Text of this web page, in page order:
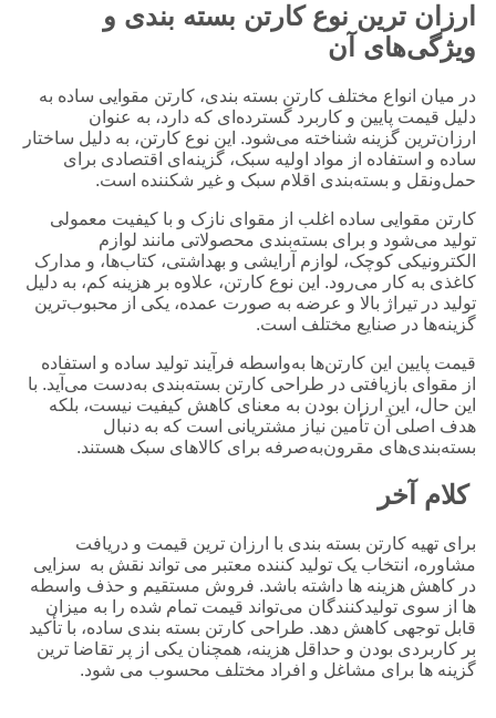
ارزان ‌ترین نوع کارتن بسته ‌بندی و
ویژگی‌های آن
در میان انواع مختلف کارتن بسته‌ بندی، کارتن مقوایی ساده به
دلیل قیمت پایین و کاربرد گسترده‌ای که دارد، به عنوان
ارزان‌ترین گزینه شناخته می‌شود. این نوع کارتن، به دلیل ساختار
ساده و استفاده از مواد اولیه سبک، گزینه‌ای اقتصادی برای
حمل‌ونقل و بسته‌بندی اقلام سبک و غیر شکننده است.
کارتن مقوایی ساده اغلب از مقوای نازک و با کیفیت معمولی
تولید می‌شود و برای بسته‌بندی محصولاتی مانند لوازم
الکترونیکی کوچک، لوازم آرایشی و بهداشتی، کتاب‌ها، و مدارک
کاغذی به کار می‌رود. این نوع کارتن، علاوه بر هزینه کم، به دلیل
تولید در تیراژ بالا و عرضه به صورت عمده، یکی از محبوب‌ترین
گزینه‌ها در صنایع مختلف است.
قیمت پایین این کارتن‌ها به‌واسطه فرآیند تولید ساده و استفاده
از مقوای بازیافتی در طراحی کارتن بسته‌بندی به‌دست می‌آید. با
این حال، این ارزان بودن به معنای کاهش کیفیت نیست، بلکه
هدف اصلی آن تأمین نیاز مشتریانی است که به دنبال
بسته‌بندی‌های مقرون‌به‌صرفه برای کالاهای سبک هستند.
کلام آخر
برای تهیه کارتن بسته ‌بندی با ارزان ‌ترین قیمت و دریافت
مشاوره، انتخاب یک تولید کننده معتبر می‌ تواند نقش به سزایی
در کاهش هزینه‌ ها داشته باشد. فروش مستقیم و حذف واسطه‌
ها از سوی تولیدکنندگان می‌تواند قیمت تمام‌ شده را به میزان
قابل توجهی کاهش دهد. طراحی کارتن بسته‌ بندی ساده، با تأکید
بر کاربردی بودن و حداقل هزینه، همچنان یکی از پر تقاضا ترین
گزینه ‌ها برای مشاغل و افراد مختلف محسوب می ‌شود.